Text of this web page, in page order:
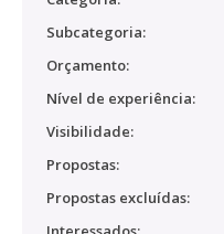
Subcategoria:
Orçamento:
Nível de experiência:
Visibilidade:
Propostas:
Propostas excluídas: